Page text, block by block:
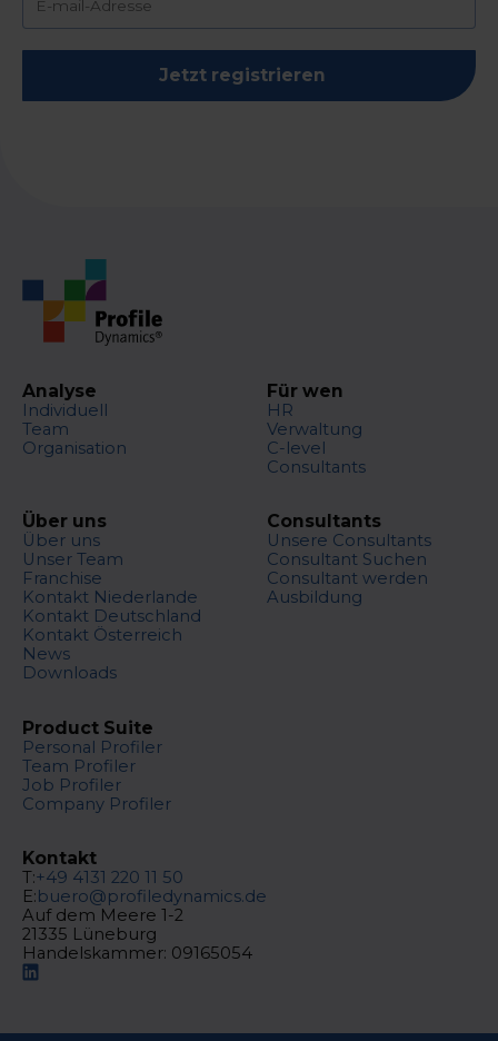
Jetzt registrieren
Analyse
Individuell
Team
Organisation
Für wen
HR
Verwaltung
C-level
Consultants
Über uns
Über uns
Unser Team
Franchise
Kontakt Niederlande
Kontakt Deutschland
Kontakt Österreich
News
Downloads
Consultants
Unsere Consultants
Consultant Suchen
Consultant werden
Ausbildung
Product Suite
Personal Profiler
Team Profiler
Job Profiler
Company Profiler
Kontakt
T:+49 4131 220 11 50
E:buero@profiledynamics.de
Auf dem Meere 1-2
21335 Lüneburg
Handelskammer: 09165054